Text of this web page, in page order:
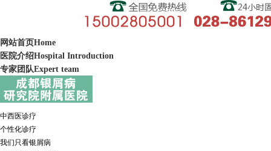
网站首页Home
医院介绍Hospital Introduction
专家团队Expert team
中西医诊疗
个性化诊疗
我们只看银屑病